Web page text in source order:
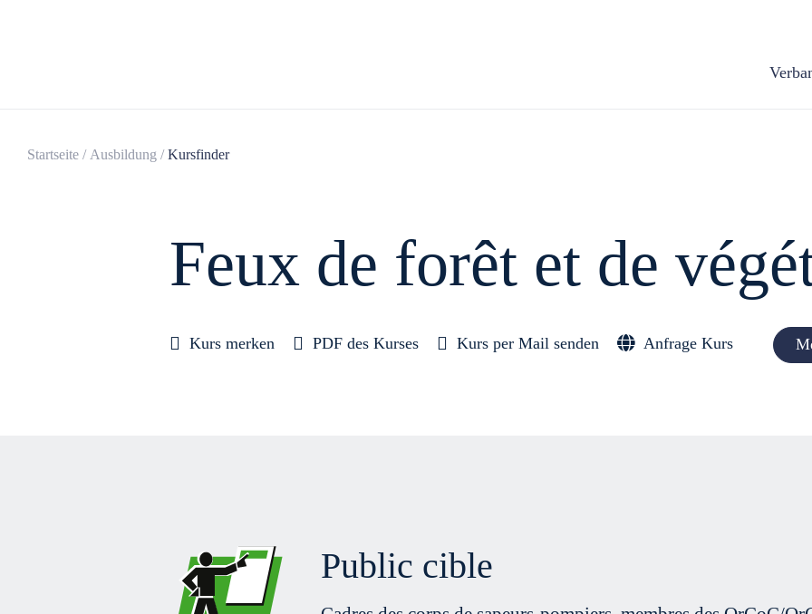
Startseite / Ausbildung / Kursfinder
Feux de forêt et de
Kurs merken PDF des Kurses Kurs per Mail senden Anfrage Kurs
Public cible